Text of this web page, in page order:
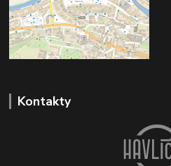
Kontakty